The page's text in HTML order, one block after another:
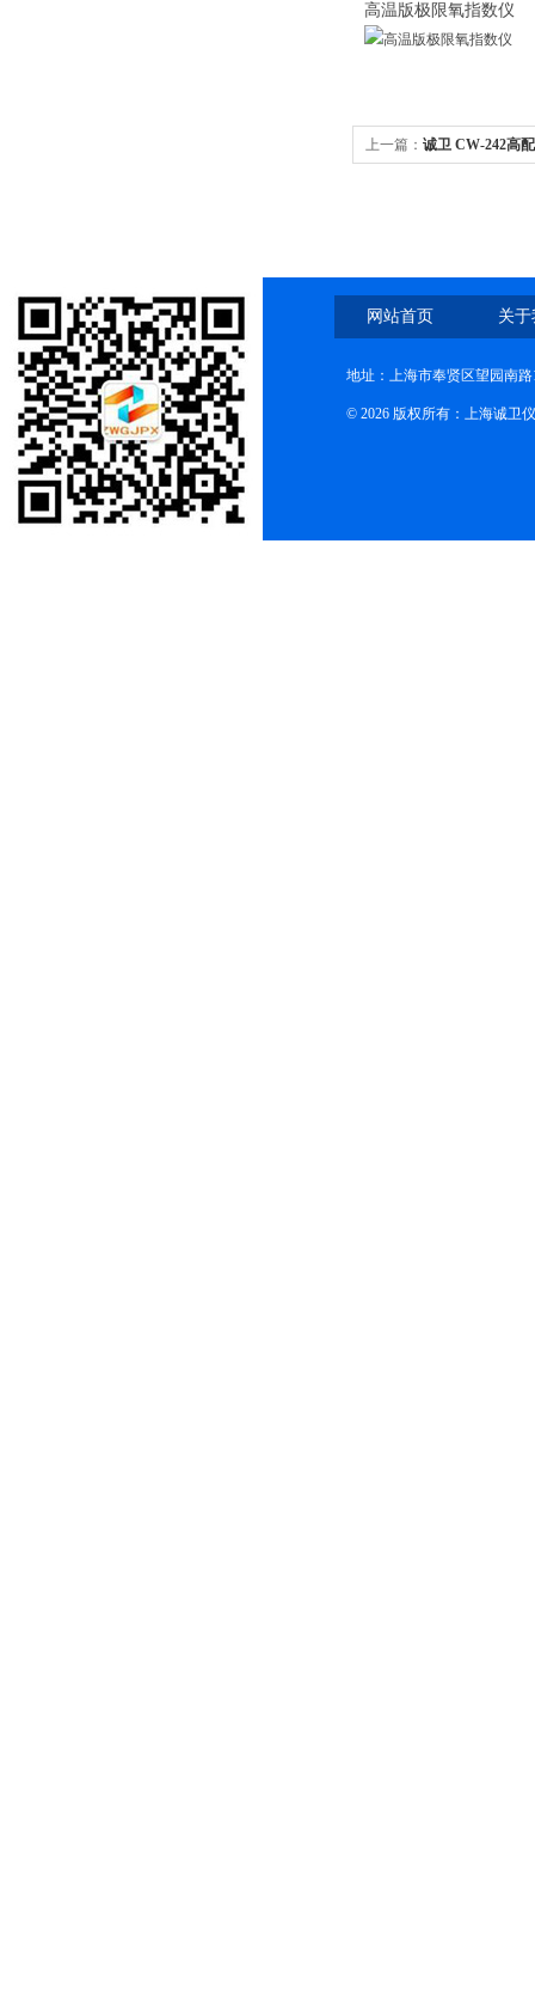
高温版极限氧指数仪
上一篇： 诚卫 CW-242高
网站首页 关
地址：上海市奉贤区望园南路
© 2026 版权所有：上海诚卫